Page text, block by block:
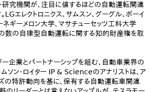
研究機関が、注目に値するほどの自動運転関連
エレクトロニクス、サムスン、グーグル、ボーイ
ネギーメロン大学、マサチューセッツ工科大学
数の自律型自動運転に関する知的財産権を取
ー企業とパートナーシップを組む、自動車業界の
ムソン・ロイター IP & Scienceのアナリストは、ア
の特許動向を基に、保有する自動運転車関連